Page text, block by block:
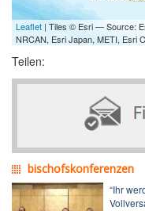
Leaflet | Tiles © Esri — Source:
NRCAN, Esri Japan, METI, Esri
Teilen:
bischofskonferenzen
“Ihr